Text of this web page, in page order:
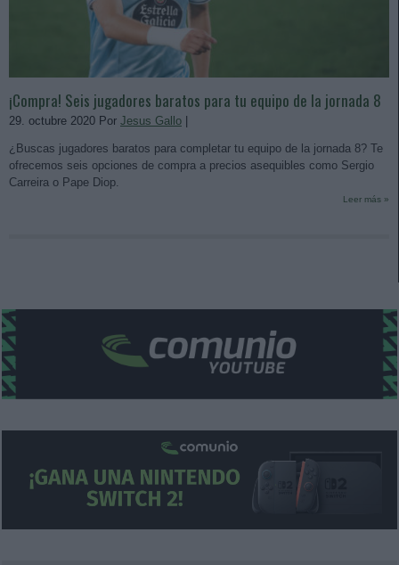
¡Compra! Seis jugadores baratos para tu equipo de la jornada 8
29. octubre 2020 Por Jesus Gallo
¿Buscas jugadores baratos para completar tu equipo de la jornada 8? Te
ofrecemos seis opciones de compra a precios asequibles como Sergio
Carreira o Pape Diop.
Leer más »